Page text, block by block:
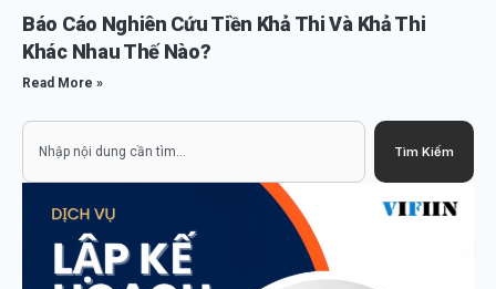
Báo Cáo Nghiên Cứu Tiền Khả Thi Và Khả Thi
Khác Nhau Thế Nào?
Read More »
Tìm Kiếm